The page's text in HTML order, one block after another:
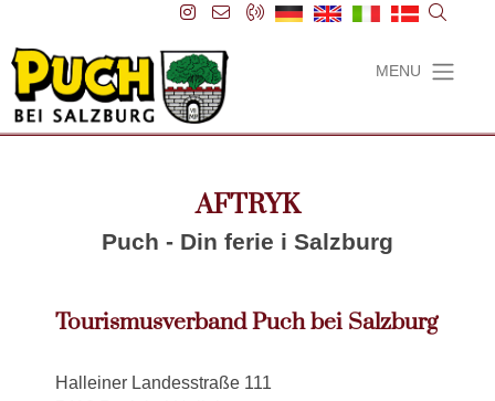
MENU
AFTRYK
Puch - Din ferie i Salzburg
Tourismusverband Puch bei Salzburg
Halleiner Landesstraße 111